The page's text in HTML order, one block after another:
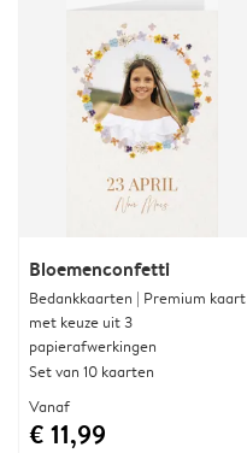
Bloemenconfetti
Bedankkaarten | Premium kaart
met keuze uit 3
papierafwerkingen
Set van 10 kaarten
Vanaf
€ 11,99